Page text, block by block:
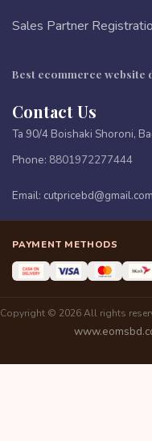
Sales Partner
Best ecommerce website
Contact Us
Ta 90/4 Boishaki Shoroni,
Phone: 8801972277444
Email: cutpricebd@gmail.com
PAYMENT METHODS
Copyright © 2026 All rights